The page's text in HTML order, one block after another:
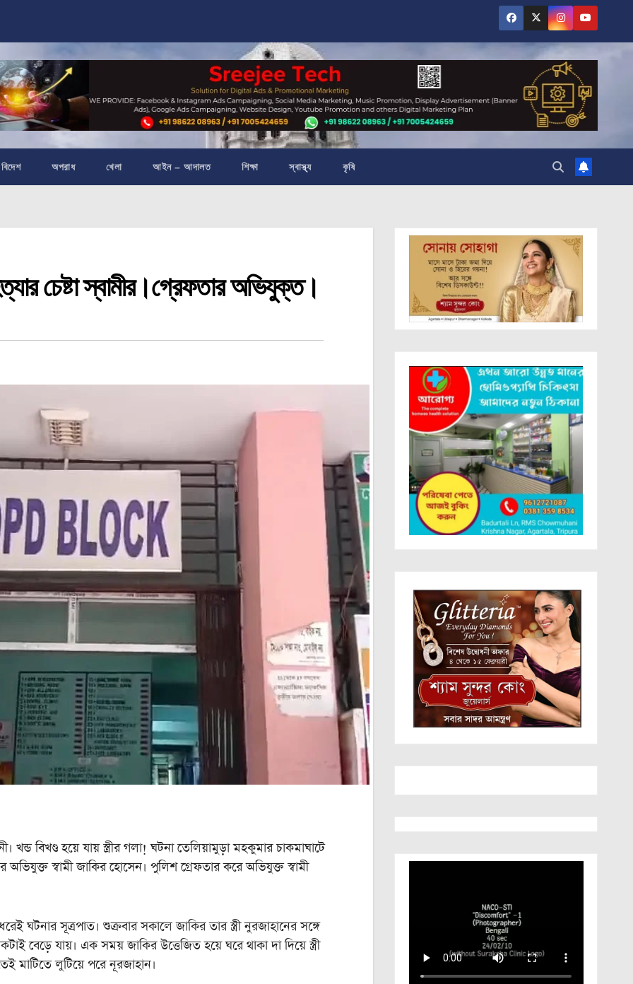
বিদেশ অপরাধ খেলা আইন – আদালত শিক্ষা স্বাস্থ্য কৃষি
চেষ্টা স্বামীর।গ্রেফতার অভিযুক্ত।
বিখণ্ড হয়ে যায় স্ত্রীর গলা! ঘটনা তেলিয়ামুড়া মহকুমার চাকমাঘাটে
স্বামী জাকির হোসেন। পুলিশ গ্রেফতার করে অভিযুক্ত স্বামী
ঘটনার সূত্রপাত। শুক্রবার সকালে জাকির তার স্ত্রী নুরজাহানের সঙ্গে
বেড়ে যায়। এক সময় জাকির উত্তেজিত হয়ে ঘরে থাকা দা দিয়ে স্ত্রী
মাটিতে লুটিয়ে পরে নূরজাহান।